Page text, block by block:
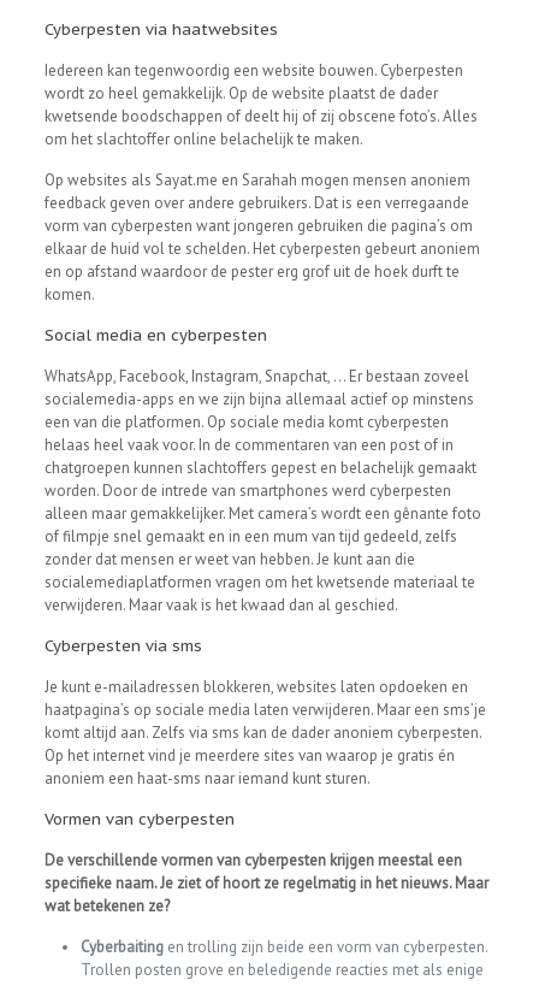
Cyberpesten via haatwebsites
Iedereen kan tegenwoordig een website bouwen. Cyberpesten
wordt zo heel gemakkelijk. Op de website plaatst de dader
kwetsende boodschappen of deelt hij of zij obscene foto’s. Alles
om het slachtoffer online belachelijk te maken.
Op websites als Sayat.me en Sarahah mogen mensen anoniem
feedback geven over andere gebruikers. Dat is een verregaande
vorm van cyberpesten want jongeren gebruiken die pagina’s om
elkaar de huid vol te schelden. Het cyberpesten gebeurt anoniem
en op afstand waardoor de pester erg grof uit de hoek durft te
komen.
Social media en cyberpesten
WhatsApp, Facebook, Instagram, Snapchat, … Er bestaan zoveel
socialemedia-apps en we zijn bijna allemaal actief op minstens
een van die platformen. Op sociale media komt cyberpesten
helaas heel vaak voor. In de commentaren van een post of in
chatgroepen kunnen slachtoffers gepest en belachelijk gemaakt
worden. Door de intrede van smartphones werd cyberpesten
alleen maar gemakkelijker. Met camera’s wordt een gênante foto
of filmpje snel gemaakt en in een mum van tijd gedeeld, zelfs
zonder dat mensen er weet van hebben. Je kunt aan die
socialemediaplatformen vragen om het kwetsende materiaal te
verwijderen. Maar vaak is het kwaad dan al geschied.
Cyberpesten via sms
Je kunt e-mailadressen blokkeren, websites laten opdoeken en
haatpagina’s op sociale media laten verwijderen. Maar een sms’je
komt altijd aan. Zelfs via sms kan de dader anoniem cyberpesten.
Op het internet vind je meerdere sites van waarop je gratis én
anoniem een haat-sms naar iemand kunt sturen.
Vormen van cyberpesten
De verschillende vormen van cyberpesten krijgen meestal een
specifieke naam. Je ziet of hoort ze regelmatig in het nieuws. Maar
wat betekenen ze?
Cyberbaitingen trolling zijn beide een vorm van cyberpesten.
Trollen posten grove en beledigende reacties met als enige